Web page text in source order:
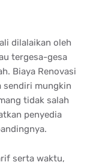
dilalaikan oleh
tergesa-gesa
Biaya Renovasi
sendiri mungkin
tidak salah
penyedia
serta waktu,